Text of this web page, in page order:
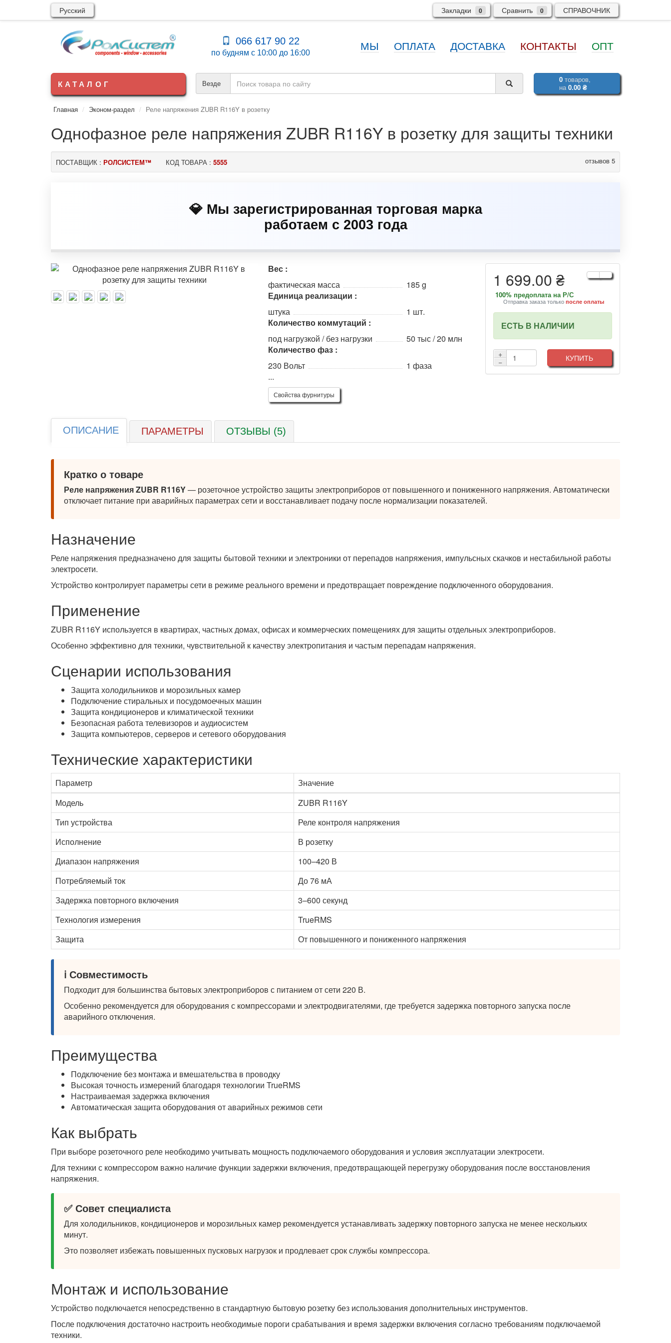
Русский СПРАВОЧНИК
Закладки 0 Сравнить 0
066 617 90 22
по будням с 10:00 до 16:00
МЫ ОПЛАТА ДОСТАВКА КОНТАКТЫ ОПТ
Везде 0товаров,
на0.00 ₴
КАТАЛОГ
Главная Эконом-раздел Реле напряжения ZUBR R116Y в розетку
Однофазное реле напряжения ZUBR R116Y в розетку для защиты техники
ПОСТАВЩИК : РОЛСИСТЕМ™ КОД ТОВАРА : 5555 отзывов 5
💎 Мы зарегистрированная торговая марка
работаем с 2003 года
Вес :
фактическая масса
185 g
Единица реализации :
штука
1 шт.
Количество коммутаций :
под нагрузкой / без нагрузки
50 тыс / 20 млн
Количество фаз :
230 Вольт
1 фаза
...
Свойства фурнитуры
1 699.00 ₴
100% предоплата на Р/С
Отправка заказа только после оплаты
ЕСТЬ В НАЛИЧИИ
+
−
КУПИТЬ
ОПИСАНИЕ ПАРАМЕТРЫ ОТЗЫВЫ (5)
Кратко о товаре
Реле напряжения ZUBR R116Y— розеточное устройство защиты электроприборов от повышенного и пониженного напряжения. Автоматически
отключает питание при аварийных параметрах сети и восстанавливает подачу после нормализации показателей.
Назначение
Реле напряжения предназначено для защиты бытовой техники и электроники от перепадов напряжения, импульсных скачков и нестабильной работы
электросети.
Устройство контролирует параметры сети в режиме реального времени и предотвращает повреждение подключенного оборудования.
Применение
ZUBR R116Y используется в квартирах, частных домах, офисах и коммерческих помещениях для защиты отдельных электроприборов.
Особенно эффективно для техники, чувствительной к качеству электропитания и частым перепадам напряжения.
Сценарии использования
Защита холодильников и морозильных камер
Подключение стиральных и посудомоечных машин
Защита кондиционеров и климатической техники
Безопасная работа телевизоров и аудиосистем
Защита компьютеров, серверов и сетевого оборудования
Технические характеристики
Параметр
Значение
Модель
ZUBR R116Y
Тип устройства
Реле контроля напряжения
Исполнение
В розетку
Диапазон напряжения
100–420 В
Потребляемый ток
До 76 мА
Задержка повторного включения
3–600 секунд
Технология измерения
TrueRMS
Защита
От повышенного и пониженного напряжения
ℹ️ Совместимость
Подходит для большинства бытовых электроприборов с питанием от сети 220 В.
Особенно рекомендуется для оборудования с компрессорами и электродвигателями, где требуется задержка повторного запуска после
аварийного отключения.
Преимущества
Подключение без монтажа и вмешательства в проводку
Высокая точность измерений благодаря технологии TrueRMS
Настраиваемая задержка включения
Автоматическая защита оборудования от аварийных режимов сети
Как выбрать
При выборе розеточного реле необходимо учитывать мощность подключаемого оборудования и условия эксплуатации электросети.
Для техники с компрессором важно наличие функции задержки включения, предотвращающей перегрузку оборудования после восстановления
напряжения.
✅ Совет специалиста
Для холодильников, кондиционеров и морозильных камер рекомендуется устанавливать задержку повторного запуска не менее нескольких
минут.
Это позволяет избежать повышенных пусковых нагрузок и продлевает срок службы компрессора.
Монтаж и использование
Устройство подключается непосредственно в стандартную бытовую розетку без использования дополнительных инструментов.
После подключения достаточно настроить необходимые пороги срабатывания и время задержки включения согласно требованиям подключаемой
техники.